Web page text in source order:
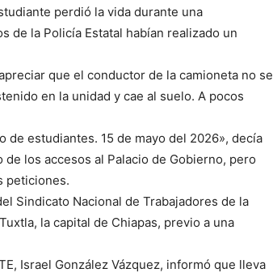
perdió la vida durante una
de la Policía Estatal habían realizado un
que el conductor de la camioneta no se
en la unidad y cae al suelo. A pocos
de estudiantes. 15 de mayo del 2026», decía
los accesos al Palacio de Gobierno, pero
peticiones.
Sindicato Nacional de Trabajadores de la
la capital de Chiapas, previo a una
Israel González Vázquez, informó que lleva